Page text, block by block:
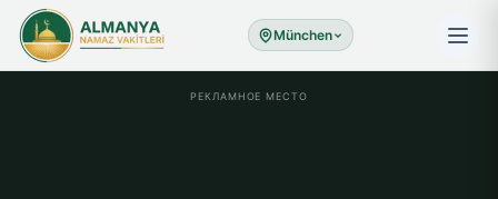
München
РЕКЛАМНОЕ МЕСТО